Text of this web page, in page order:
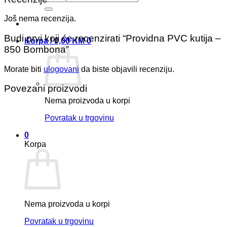
Korpa /0,00KM 0
Nema proizvoda u korpi
Povratak u trgovinu
0
Korpa
Nema proizvoda u korpi
Povratak u trgovinu
Još nema recenzija.
Budi prvi koji će recenzirati “Providna PVC kutija –
850 Bombona”
Morate biti ulogovanida biste objavili recenziju.
Povezani proizvodi